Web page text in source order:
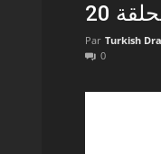
20
Par
0